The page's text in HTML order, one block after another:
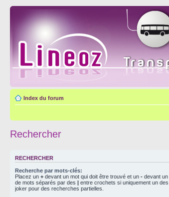
Index du forum
Rechercher
RECHERCHER
Recherche par mots-clés:
Placez un + devant un mot qui doit être trouvé et un - devant
de mots séparés par des | entre crochets si uniquement un
joker pour des recherches partielles.